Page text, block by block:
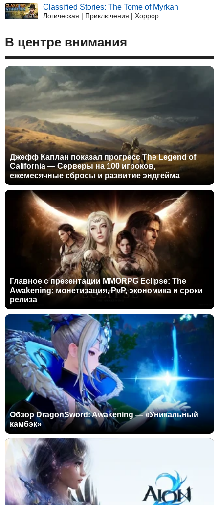
Classified Stories: The Tome of Myrkah
Логическая | Приключения | Хоррор
В центре внимания
Джефф Каплан показал прогресс The Legend of
California — Серверы на 100 игроков,
ежемесячные сбросы и развитие эндгейма
Главное с презентации MMORPG Eclipse: The
Awakening: монетизация, PvP, экономика и сроки
релиза
Обзор DragonSword: Awakening — «Уникальный
камбэк»